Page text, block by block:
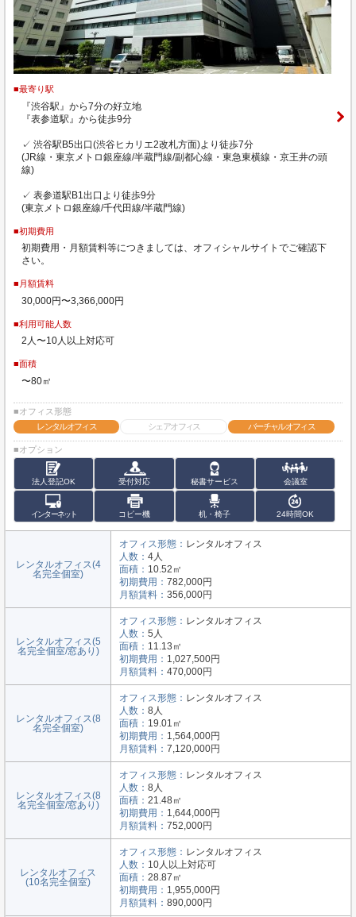
■最寄り駅
『渋谷駅』から7分の好立地
『表参道駅』から徒歩9分
✓ 渋谷駅B5出口(渋谷ヒカリエ2改札方面)より徒歩7分
(JR線・東京メトロ銀座線/半蔵門線/副都心線・東急東横線・京王井の頭
線)
✓ 表参道駅B1出口より徒歩9分
(東京メトロ銀座線/千代田線/半蔵門線)
■初期費用
初期費用・月額賃料等につきましては、オフィシャルサイトでご確認下
さい。
■月額賃料
30,000円〜3,366,000円
■利用可能人数
2人〜10人以上対応可
■面積
〜80㎡
■オフィス形態
レンタルオフィス
シェアオフィス バーチャルオフィス
■オプション
法人登記OK 受付対応 秘書サービス 会議室
インターネット コピー機 机・椅子 24時間OK
レンタルオフィス(4
名完全個室)
オフィス形態： レンタルオフィス
人数： 4人
面積： 10.52㎡
初期費用： 782,000円
月額賃料： 356,000円
レンタルオフィス(5
名完全個室/窓あり)
オフィス形態： レンタルオフィス
人数： 5人
面積： 11.13㎡
初期費用： 1,027,500円
月額賃料： 470,000円
レンタルオフィス(8
名完全個室)
オフィス形態： レンタルオフィス
人数： 8人
面積： 19.01㎡
初期費用： 1,564,000円
月額賃料： 7,120,000円
レンタルオフィス(8
名完全個室/窓あり)
オフィス形態： レンタルオフィス
人数： 8人
面積： 21.48㎡
初期費用： 1,644,000円
月額賃料： 752,000円
レンタルオフィス
(10名完全個室)
オフィス形態： レンタルオフィス
人数： 10人以上対応可
面積： 28.87㎡
初期費用： 1,955,000円
月額賃料： 890,000円